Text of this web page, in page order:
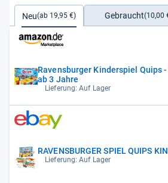
Neu(ab 19,95 €) Gebraucht(10,00
Ravensburger Kinderspiel Quips -
ab 3 Jahre
Lieferung: Auf Lager
RAVENSBURGER SPIEL QUIPS
Lieferung: Auf Lager